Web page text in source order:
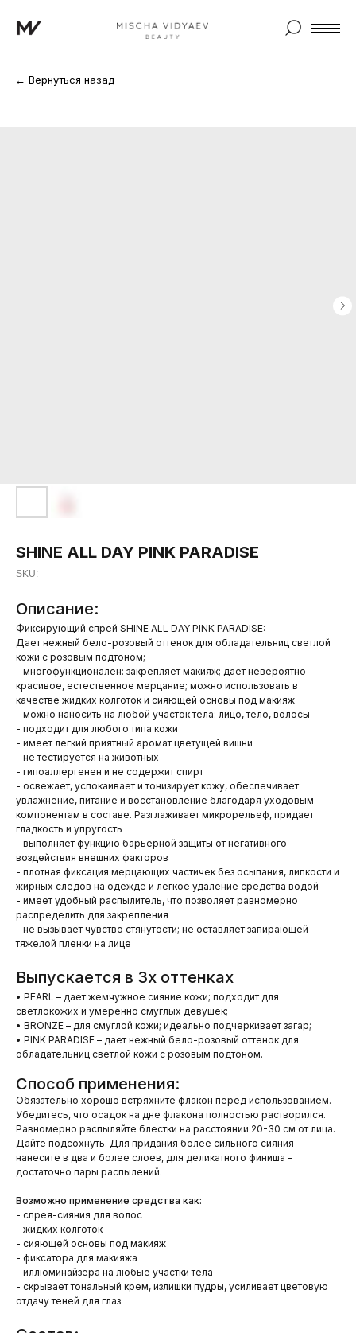
← Вернуться назад
SHINE ALL DAY PINK PARADISE
SKU:
Описание:
Фиксирующий спрей SHINE ALL DAY PINK PARADISE:
Дает нежный бело-розовый оттенок для обладательниц светлой
кожи с розовым подтоном;
- многофункционален: закрепляет макияж; дает невероятно
красивое, естественное мерцание; можно использовать в
качестве жидких колготок и сияющей основы под макияж
- можно наносить на любой участок тела: лицо, тело, волосы
- подходит для любого типа кожи
- имеет легкий приятный аромат цветущей вишни
- не тестируется на животных
- гипоаллергенен и не содержит спирт
- освежает, успокаивает и тонизирует кожу, обеспечивает
увлажнение, питание и восстановление благодаря уходовым
компонентам в составе. Разглаживает микрорельеф, придает
гладкость и упругость
- выполняет функцию барьерной защиты от негативного
воздействия внешних факторов
- плотная фиксация мерцающих частичек без осыпания, липкости и
жирных следов на одежде и легкое удаление средства водой
- имеет удобный распылитель, что позволяет равномерно
распределить для закрепления
- не вызывает чувство стянутости; не оставляет запирающей
тяжелой пленки на лице
Выпускается в 3х оттенках
• PEARL – дает жемчужное сияние кожи; подходит для
светлокожих и умеренно смуглых девушек;
• BRONZE – для смуглой кожи; идеально подчеркивает загар;
• PINK PARADISE – дает нежный бело-розовый оттенок для
обладательниц светлой кожи с розовым подтоном.
Способ применения:
Обязательно хорошо встряхните флакон перед использованием.
Убедитесь, что осадок на дне флакона полностью растворился.
Равномерно распыляйте блестки на расстоянии 20-30 см от лица.
Дайте подсохнуть. Для придания более сильного сияния
нанесите в два и более слоев, для деликатного финиша -
достаточно пары распылений.
Возможно применение средства как:
- спрея-сияния для волос
- жидких колготок
- сияющей основы под макияж
- фиксатора для макияжа
- иллюминайзера на любые участки тела
- скрывает тональный крем, излишки пудры, усиливает цветовую
отдачу теней для глаз